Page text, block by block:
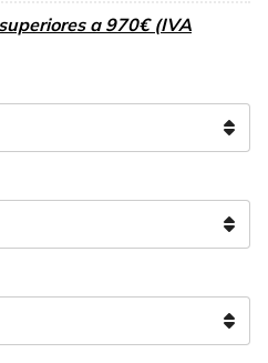
a 970€ (IVA